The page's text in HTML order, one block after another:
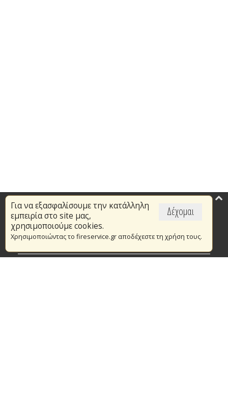
Δέχομαι
Για να εξασφαλίσουμε την κατάλληλη
εμπειρία στο site μας,
χρησιμοποιούμε cookies.
Χρησιμοποιώντας το fireservice.gr αποδέχεστε τη χρήση τους.
Επικαιρότητα
Το Πυροσβεστικό Σώμα